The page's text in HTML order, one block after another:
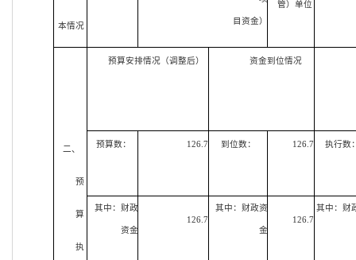
本情况
目资金）
管）单位
二、
预
算
执
预算安排情况（调整后） 资金到位情况
预算数： 126.7 到位数： 126.7 执行数
其中：财政
资金
126.7
其中：财政资
金
126.7
其中：财